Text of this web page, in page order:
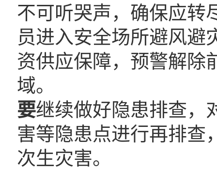
不可听哭声，确保应转
员进入安全场所避风避
资供应保障，预警解除
域。
要继续做好隐患排查，
害等隐患点进行再排查
次生灾害。